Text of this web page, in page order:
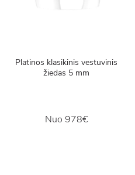
Platinos klasikinis vestuvinis
žiedas 5 mm
Nuo 978€